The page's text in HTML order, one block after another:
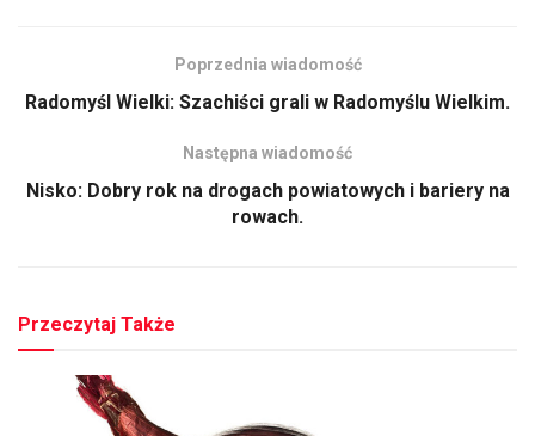
Poprzednia wiadomość
Radomyśl Wielki: Szachiści grali w Radomyślu Wielkim.
Następna wiadomość
Nisko: Dobry rok na drogach powiatowych i bariery na
rowach.
Przeczytaj Także